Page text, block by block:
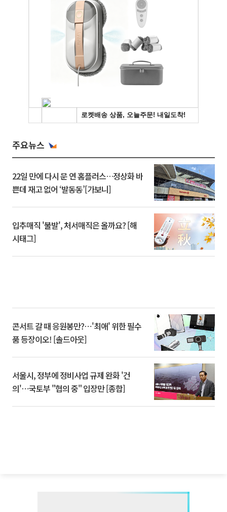
주요뉴스
22일 만에 다시 문 연 홈플러스…정상화 바
쁜데 재고 없어 ‘발동동’[가보니]
입추매직 '불발', 처서매직은 올까요? [해
시태그]
콘서트 갈 때 응원봉만?⋯'최애' 위한 필수
품 등장이오! [솔드아웃]
서울시, 정부에 정비사업 규제 완화 '건
의'⋯국토부 "협의 중" 입장만 [종합]